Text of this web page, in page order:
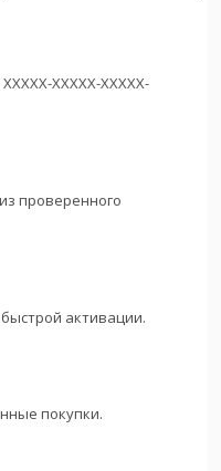
XXXXX-XXXXX-
проверенного
активации.
покупки.